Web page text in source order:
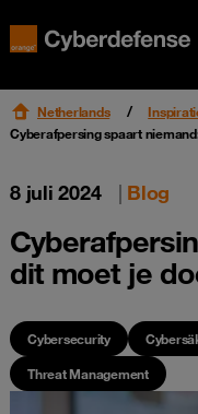
Netherlands
Cyberafpersing spaart
8 juli 2024 | Blog
dit moet je
Cybersecurity
Threat Management